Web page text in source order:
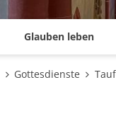
Glauben leben
Gottesdienste